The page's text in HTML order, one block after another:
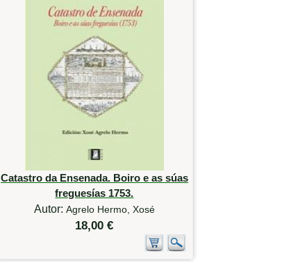
Catastro da Ensenada. Boiro e as súas
freguesías 1753.
Autor: Agrelo Hermo, Xosé
18,00 €